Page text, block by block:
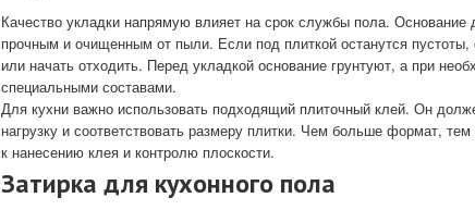
Качество укладки напрямую влияет на срок службы пола.
прочным и очищенным от пыли. Если под плиткой останутся
или начать отходить. Перед укладкой основание грунтуют, а при
специальными составами.
Для кухни важно использовать подходящий плиточный клей. Он
нагрузку и соответствовать размеру плитки. Чем больше формат,
к нанесению клея и контролю плоскости.
Затирка для кухонного пола